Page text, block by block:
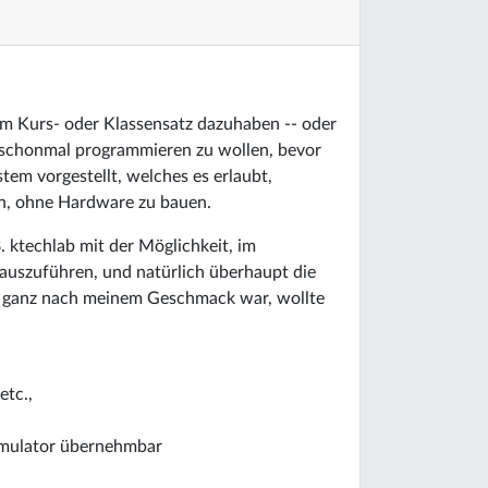
Kurs- oder Klassensatz dazuhaben -- oder
programmieren zu wollen, bevor
vorgestellt, welches es erlaubt,
ohne Hardware zu bauen.
ktechlab mit der Möglichkeit, im
und natürlich überhaupt die
nach meinem Geschmack war, wollte
übernehmbar